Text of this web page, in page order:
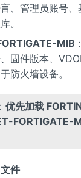
、管理员账号
。
MIB
固件版本、
防火墙设备。
优先加载
FORTIGATE-
件